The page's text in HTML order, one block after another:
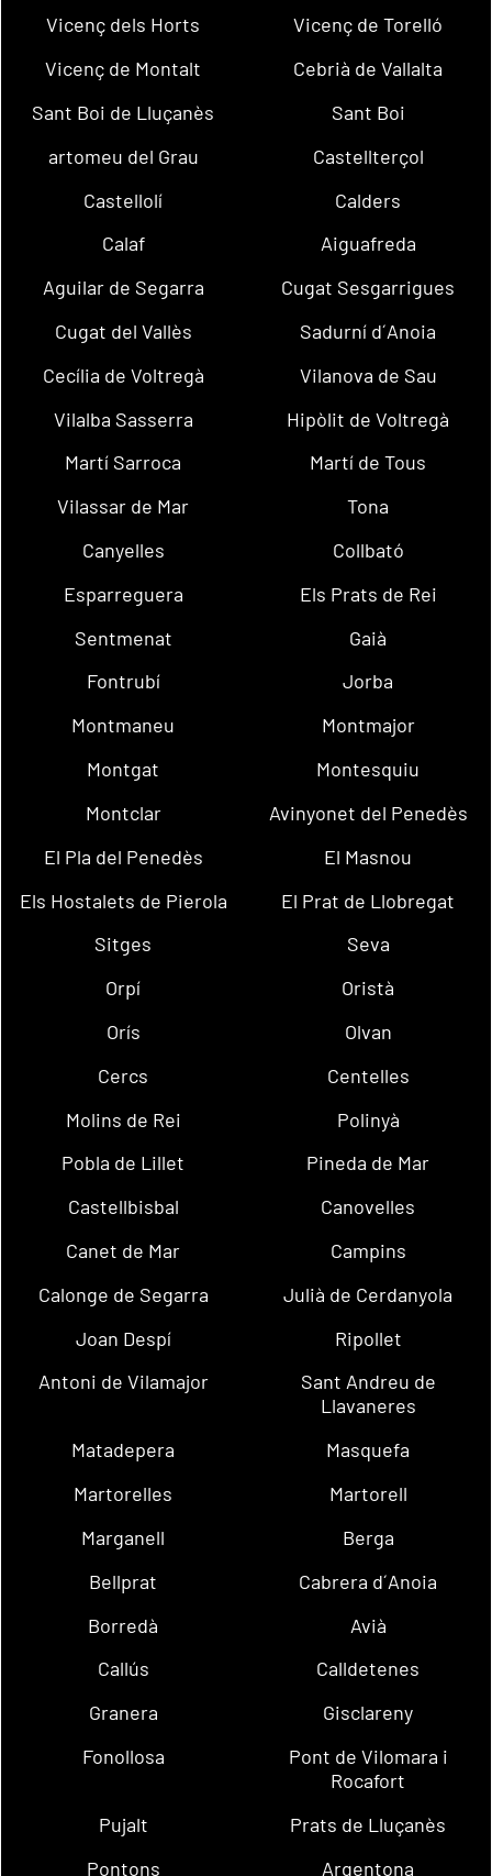
Vicenç dels Horts
Vicenç de Torelló
Vicenç de Montalt
Cebrià de Vallalta
Sant Boi de Lluçanès
Sant Boi
artomeu del Grau
Castellterçol
Castellolí
Calders
Calaf
Aiguafreda
Aguilar de Segarra
Cugat Sesgarrigues
Cugat del Vallès
Sadurní d´Anoia
Cecília de Voltregà
Vilanova de Sau
Vilalba Sasserra
Hipòlit de Voltregà
Martí Sarroca
Martí de Tous
Vilassar de Mar
Tona
Canyelles
Collbató
Esparreguera
Els Prats de Rei
Sentmenat
Gaià
Fontrubí
Jorba
Montmaneu
Montmajor
Montgat
Montesquiu
Montclar
Avinyonet del Penedès
El Pla del Penedès
El Masnou
Els Hostalets de Pierola
El Prat de Llobregat
Sitges
Seva
Orpí
Oristà
Orís
Olvan
Cercs
Centelles
Molins de Rei
Polinyà
Pobla de Lillet
Pineda de Mar
Castellbisbal
Canovelles
Canet de Mar
Campins
Calonge de Segarra
Julià de Cerdanyola
Joan Despí
Ripollet
Antoni de Vilamajor
Sant Andreu de
Llavaneres
Matadepera
Masquefa
Martorelles
Martorell
Marganell
Berga
Bellprat
Cabrera d´Anoia
Borredà
Avià
Callús
Calldetenes
Granera
Gisclareny
Fonollosa
Pont de Vilomara i
Rocafort
Pujalt
Prats de Lluçanès
Pontons
Argentona